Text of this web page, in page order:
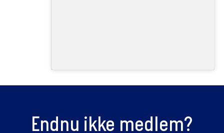
Endnu ikke medlem?